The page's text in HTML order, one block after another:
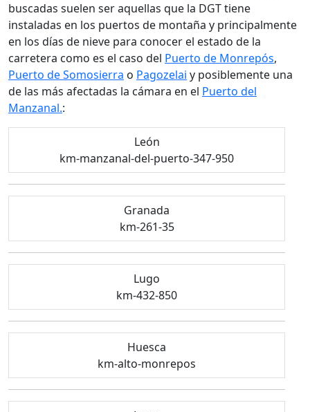
buscadas suelen ser aquellas que la DGT tiene
instaladas en los puertos de montaña y principalmente
en los días de nieve para conocer el estado de la
carretera como es el caso del Puerto de Monrepós,
Puerto de Somosierra o Pagozelai y posiblemente una
de las más afectadas la cámara en el Puerto del
Manzanal.:
León
km-manzanal-del-puerto-347-950
Granada
km-261-35
Lugo
km-432-850
Huesca
km-alto-monrepos